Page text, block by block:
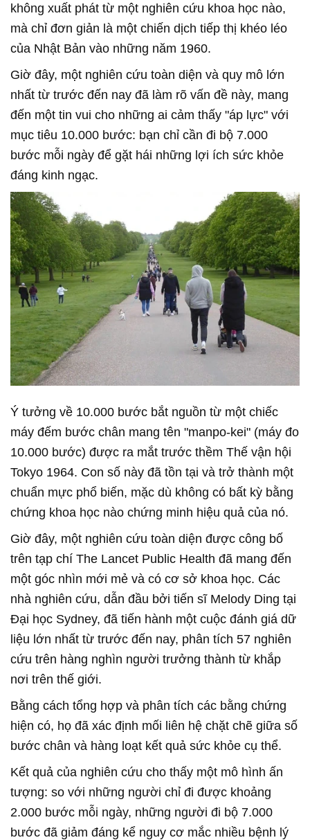
không xuất phát từ một nghiên cứu khoa học nào,
mà chỉ đơn giản là một chiến dịch tiếp thị khéo léo
của Nhật Bản vào những năm 1960.
Giờ đây, một nghiên cứu toàn diện và quy mô lớn
nhất từ trước đến nay đã làm rõ vấn đề này, mang
đến một tin vui cho những ai cảm thấy "áp lực" với
mục tiêu 10.000 bước: bạn chỉ cần đi bộ 7.000
bước mỗi ngày để gặt hái những lợi ích sức khỏe
đáng kinh ngạc.
Ý tưởng về 10.000 bước bắt nguồn từ một chiếc
máy đếm bước chân mang tên "manpo-kei" (máy đo
10.000 bước) được ra mắt trước thềm Thế vận hội
Tokyo 1964. Con số này đã tồn tại và trở thành một
chuẩn mực phổ biến, mặc dù không có bất kỳ bằng
chứng khoa học nào chứng minh hiệu quả của nó.
Giờ đây, một nghiên cứu toàn diện được công bố
trên tạp chí The Lancet Public Health đã mang đến
một góc nhìn mới mẻ và có cơ sở khoa học. Các
nhà nghiên cứu, dẫn đầu bởi tiến sĩ Melody Ding tại
Đại học Sydney, đã tiến hành một cuộc đánh giá dữ
liệu lớn nhất từ trước đến nay, phân tích 57 nghiên
cứu trên hàng nghìn người trưởng thành từ khắp
nơi trên thế giới.
Bằng cách tổng hợp và phân tích các bằng chứng
hiện có, họ đã xác định mối liên hệ chặt chẽ giữa số
bước chân và hàng loạt kết quả sức khỏe cụ thể.
Kết quả của nghiên cứu cho thấy một mô hình ấn
tượng: so với những người chỉ đi được khoảng
2.000 bước mỗi ngày, những người đi bộ 7.000
bước đã giảm đáng kể nguy cơ mắc nhiều bệnh lý